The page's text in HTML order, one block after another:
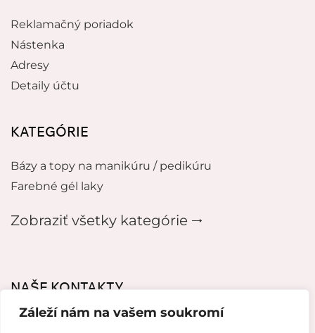
Záleží nám na vašem soukromí
Reklamačný poriadok
Nástenka
Adresy
Detaily účtu
KATEGÓRIE
Bázy a topy na manikúru / pedikúru
Farebné gél laky
Zobraziť všetky kategórie 🠂
NAŠE KONTAKTY
mikeladzebeauty@gmail.com